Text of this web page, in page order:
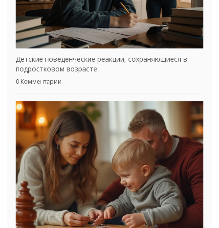
Детские поведенческие реакции, сохраняющиеся в
подростковом возрасте
0 Комментарии